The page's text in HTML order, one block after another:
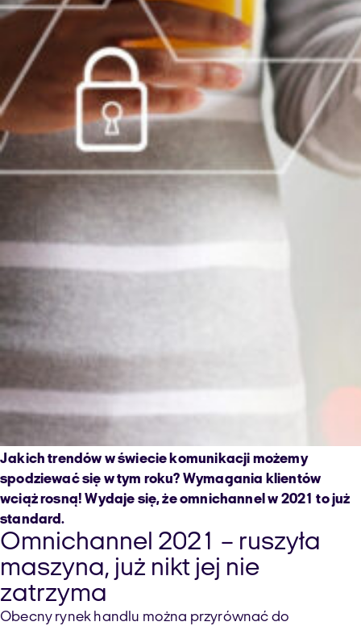
Jakich trendów w świecie komunikacji możemy
spodziewać się w tym roku? Wymagania klientów
wciąż rosną! Wydaje się, że omnichannel w 2021 to już
standard.
Omnichannel 2021 – ruszyła
maszyna, już nikt jej nie
zatrzyma
Obecny rynek handlu można przyrównać do